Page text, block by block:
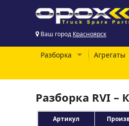
Ваш город Красноярск
Разборка Агрегаты
Разборка RVI –
Артикул